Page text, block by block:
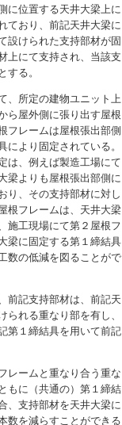
に位置する天井大梁上に
ており、前記天井大梁に
設けられた支持部材が固
上にて支持され、当該支
する。
、所定の建物ユニット上
ら屋外側に張り出す屋根
フレームは屋根張出部側
より固定されている。
は、例えば製造工場にて
梁よりも屋根張出部側に
り、その支持部材に対し
根フレームは、天井大梁
施工現場にて第２屋根フ
梁に固定する第１締結具
数の低減を図ることがで
前記支持部材は、前記天
れる重なり部を有し、
第１締結具を用いて前記
レームと重なり合う重な
もに（共通の）第１締結
、支持部材を天井大梁に
数を減らすことができる